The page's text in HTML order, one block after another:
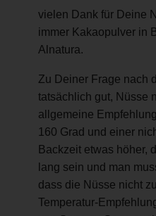
vielen Dank für Deine
immer Kakaopulver in
Alnatura.
Zu Deiner Frage nach
tatsächlich gut, Nüsse
allgemeine
160 Grad und einer
Backzeit etwas höher,
lang sein und man
dass die Nüsse nicht
Temperatur-